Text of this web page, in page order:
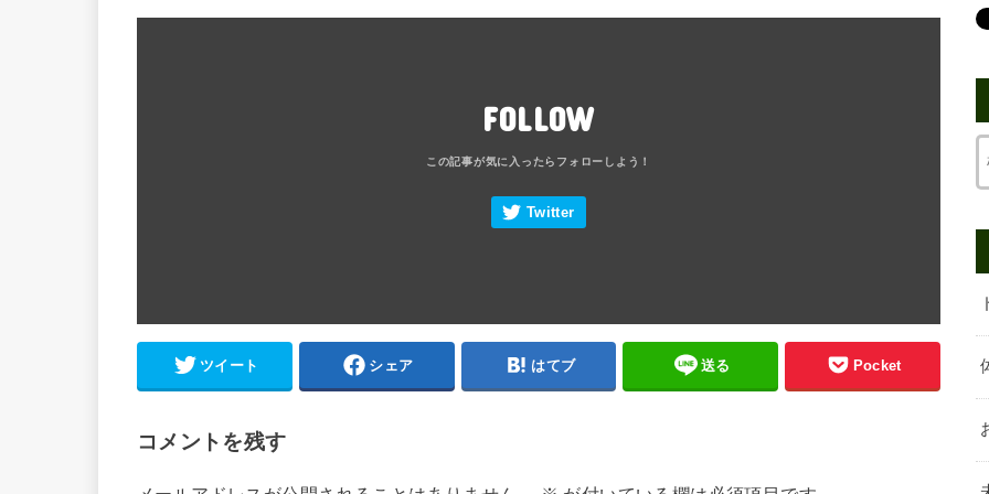
FOLLOW
ツイート シェア はてブ 送る Pocket
コメントを残す